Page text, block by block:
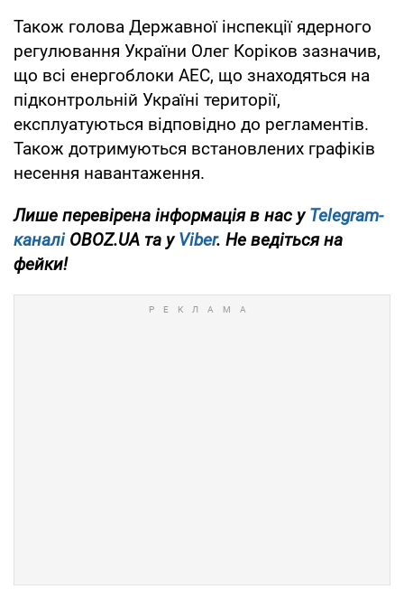
Також голова Державної інспекції ядерного
регулювання України Олег Коріков зазначив,
що всі енергоблоки АЕС, що знаходяться на
підконтрольній Україні території,
експлуатуються відповідно до регламентів.
Також дотримуються встановлених графіків
несення навантаження.
Лише перевірена інформація в нас у Telegram-
каналі OBOZ.UA та у Viber. Не ведіться на
фейки!